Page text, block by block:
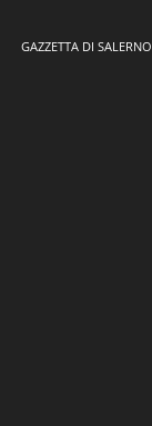
GAZZETTA DI SALERNO